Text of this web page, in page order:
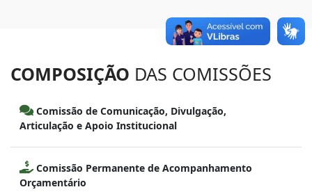
COMPOSIÇÃO DAS COMISSÕES
Comissão de Comunicação, Divulgação,
Articulação e Apoio Institucional
Comissão Permanente de Acompanhamento
Orçamentário